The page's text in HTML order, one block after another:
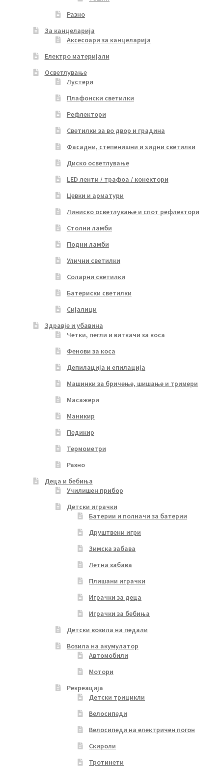
Разно
За канцеларија
Аксесоари за канцеларија
Електро материјали
Осветлување
Лустери
Плафонски светилки
Рефлектори
Светилки за во двор и градина
Фасадни, степенишни и ѕидни светилки
Диско осветлување
LED ленти / трафоа / конектори
Цевки и арматури
Линиско осветлување и спот рефлектори
Столни ламби
Подни ламби
Улични светилки
Соларни светилки
Батериски светилки
Сијалици
Здравје и убавина
Четки, пегли и виткачи за коса
Фенови за коса
Депилација и епилација
Машинки за бричење, шишање и тримери
Масажери
Маникир
Педикир
Термометри
Разно
Деца и бебиња
Училишен прибор
Детски играчки
Батерии и полначи за батерии
Друштвени игри
Зимска забава
Летна забава
Плишани играчки
Играчки за деца
Играчки за бебиња
Детски возила на педали
Возила на акумулатор
Автомобили
Мотори
Рекреација
Детски трицикли
Велосипеди
Велосипеди на електричен погон
Скироли
Тротинети